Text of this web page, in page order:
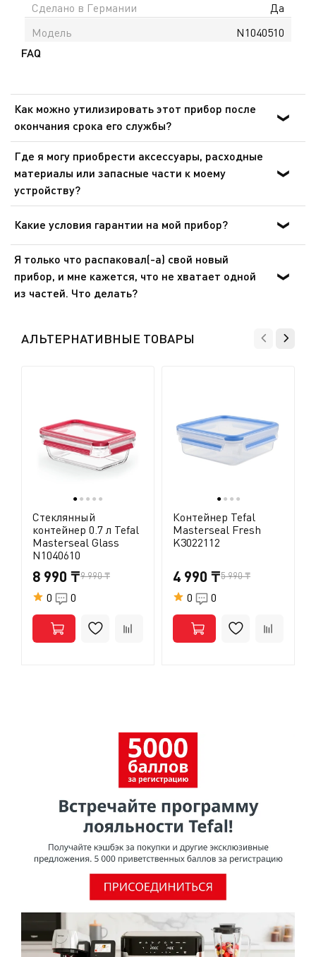
Сделано в Германии
Да
Модель
N1040510
FAQ
Как можно утилизировать этот прибор после
окончания срока его службы?
В приборе содержатся ценные материалы, которые
могут быть подвергнуты вторичной переработке.
Отнесите его на городской пункт сбора отходов.
Где я могу приобрести аксессуары, расходные
материалы или запасные части к моему
устройству?
Пожалуйста, перейдите в раздел «Аксессуары» веб-
сайта, чтобы легко найти то, что вам нужно для вашего
Какие условия гарантии на мой прибор?
Дополнительные сведения содержатся в разделе
«Гарантия» этого веб-сайта.
Я только что распаковал(-а) свой новый
прибор, и мне кажется, что не хватает одной
из частей. Что делать?
найти приемлемое решение.
АЛЬТЕРНАТИВНЫЕ ТОВАРЫ
● ● ● ● ●
Стеклянный
контейнер 0.7 л Tefal
Masterseal Glass
N1040610
8 990 ₸9 990 ₸
0 0
● ● ● ●
Контейнер Tefal
Masterseal Fresh
K3022112
4 990 ₸5 990 ₸
0 0